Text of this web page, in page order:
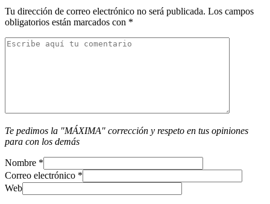
Tu dirección de correo electrónico no será publicada. Los campos
obligatorios están marcados con *
Te pedimos la "MÁXIMA" corrección y respeto en tus opiniones
para con los demás
Nombre *
Correo electrónico *
Web